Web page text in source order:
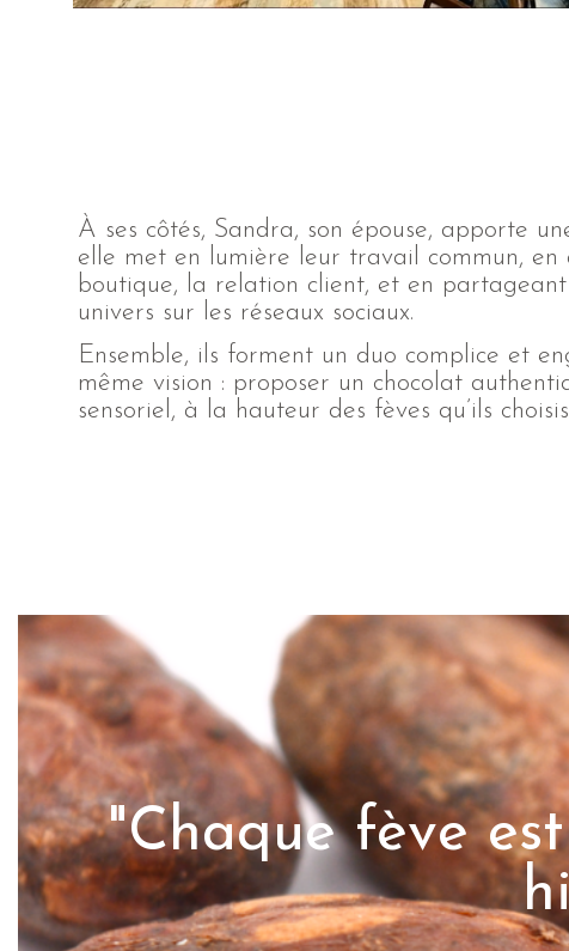
À ses côtés, Sandra, son épouse, apporte
elle met en lumière leur travail commun, en
boutique, la relation client, et en partageant
univers sur les réseaux sociaux.
Ensemble, ils forment un duo complice et
même vision : proposer un chocolat
sensoriel, à la hauteur des fèves qu’ils
"Chaque fève